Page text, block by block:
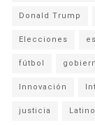
Donald Trump
Elecciones
fútbol
Innovación
justicia